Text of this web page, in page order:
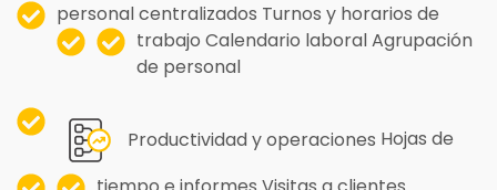
personal centralizados Turnos y horarios de
trabajo Calendario laboralAgrupación
de personal
Productividad y operaciones Hojas de